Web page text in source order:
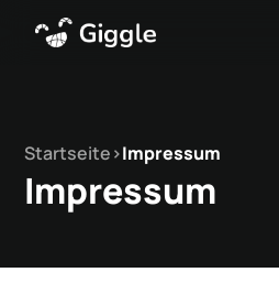
Startseite>Impressum
Impressum